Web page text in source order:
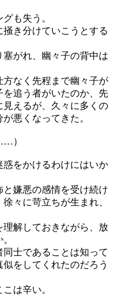
も失う。
き分けていこうとする
がれ、幽々子の背中は
なく先程まで幽々子が
追う者がいたのか、先
えるが、久々に多くの
悪くなってきた。
）
をかけるわけにはいか
嫌悪の感情を受け続け
々に苛立ちが生まれ、
解しておきながら、放
士であることは知って
をしてくれたのだろう
は辛い。